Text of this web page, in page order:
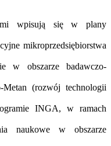
wpisują się w plany
mikroprzedsiębiorstwa
w obszarze badawczo-
(rozwój technologii
INGA, w ramach
naukowe w obszarze